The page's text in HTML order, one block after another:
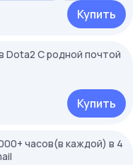
Купить
Dota2 С родной почтой
Купить
часов(в каждой) в 4